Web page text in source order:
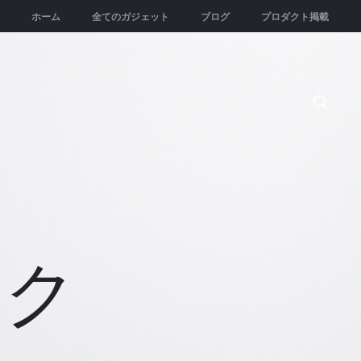
ホーム 全てのガジェット ブログ プロダクト掲載